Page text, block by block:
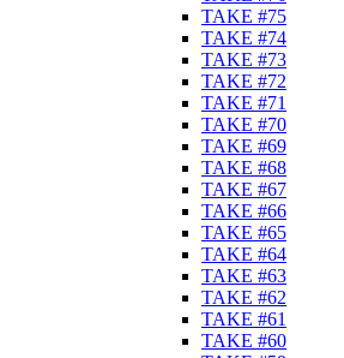
TAKE #75
TAKE #74
TAKE #73
TAKE #72
TAKE #71
TAKE #70
TAKE #69
TAKE #68
TAKE #67
TAKE #66
TAKE #65
TAKE #64
TAKE #63
TAKE #62
TAKE #61
TAKE #60